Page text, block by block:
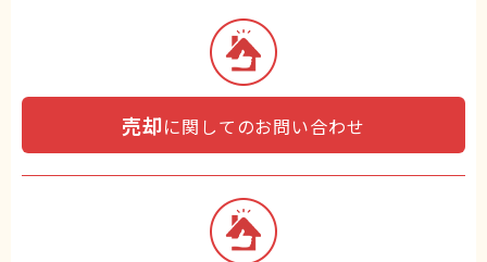
売却に関してのお問い合わせ